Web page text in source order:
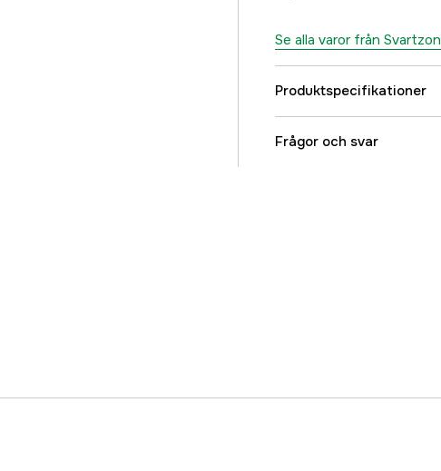
Se alla varor från
Produktspecifikationer
Referensnummer
Frågor och svar